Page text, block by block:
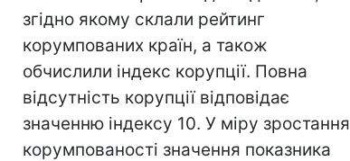
згідно якому склали рейтинг
корумпованих країн, а також
обчислили індекс корупції. Повна
відсутність корупції відповідає
значенню індексу 10. У міру зростання
корумпованості значення показника